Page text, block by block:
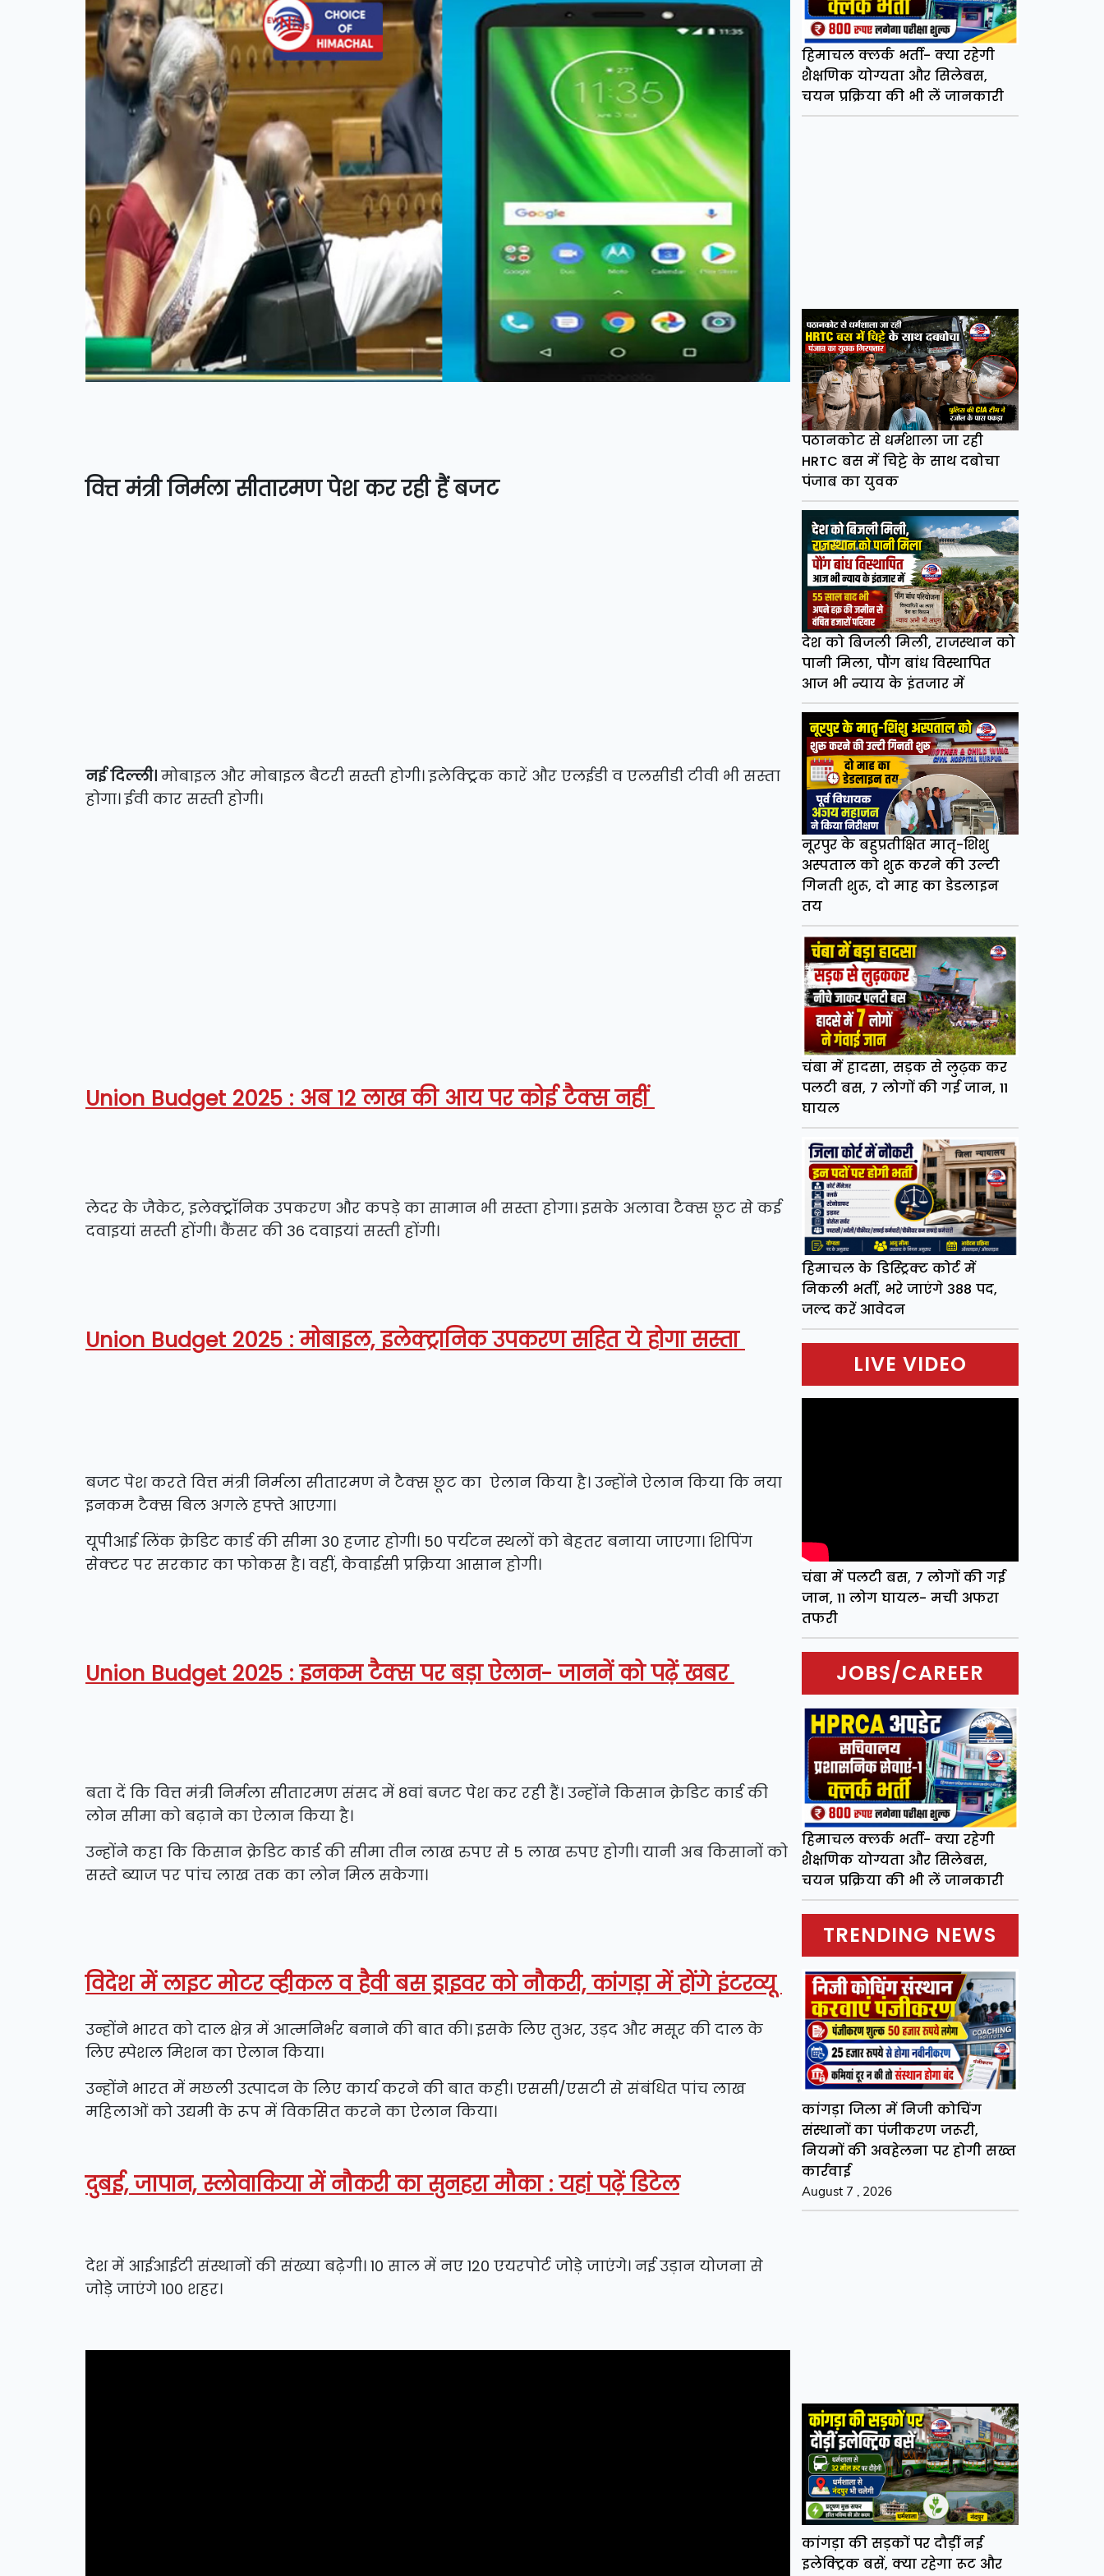
वित्त मंत्री निर्मला सीतारमण पेश कर रही हैं बजट
नई दिल्ली। मोबाइल और मोबाइल बैटरी सस्ती होगी। इलेक्ट्रिक कारें और एलईडी व एलसीडी टीवी भी सस्ता
होगा। ईवी कार सस्ती होगी।
Union Budget 2025 : अब 12 लाख की आय पर कोई टैक्स नहीं
लेदर के जैकेट, इलेक्ट्रॉनिक उपकरण और कपड़े का सामान भी सस्ता होगा। इसके अलावा टैक्स छूट से कई
दवाइयां सस्ती होंगी। कैंसर की 36 दवाइयां सस्ती होंगी।
Union Budget 2025 : मोबाइल, इलेक्ट्रानिक उपकरण सहित ये होगा सस्ता
बजट पेश करते वित्त मंत्री निर्मला सीतारमण ने टैक्स छूट का ऐलान किया है। उन्होंने ऐलान किया कि नया
इनकम टैक्स बिल अगले हफ्ते आएगा।
यूपीआई लिंक क्रेडिट कार्ड की सीमा 30 हजार होगी। 50 पर्यटन स्थलों को बेहतर बनाया जाएगा। शिपिंग
सेक्टर पर सरकार का फोकस है। वहीं, केवाईसी प्रक्रिया आसान होगी।
Union Budget 2025 : इनकम टैक्स पर बड़ा ऐलान- जाननें को पढ़ें खबर
बता दें कि वित्त मंत्री निर्मला सीतारमण संसद में 8वां बजट पेश कर रही हैं। उन्होंने किसान क्रेडिट कार्ड की
लोन सीमा को बढ़ाने का ऐलान किया है।
उन्होंने कहा कि किसान क्रेडिट कार्ड की सीमा तीन लाख रुपए से 5 लाख रुपए होगी। यानी अब किसानों को
सस्ते ब्याज पर पांच लाख तक का लोन मिल सकेगा।
विदेश में लाइट मोटर व्हीकल व हैवी बस ड्राइवर को नौकरी, कांगड़ा में होंगे इंटरव्यू
उन्होंने भारत को दाल क्षेत्र में आत्मनिर्भर बनाने की बात की। इसके लिए तुअर, उड़द और मसूर की दाल के
लिए स्पेशल मिशन का ऐलान किया।
उन्होंने भारत में मछली उत्पादन के लिए कार्य करने की बात कही। एससी/एसटी से संबंधित पांच लाख
महिलाओं को उद्यमी के रूप में विकसित करने का ऐलान किया।
दुबई, जापान, स्लोवाकिया में नौकरी का सुनहरा मौका : यहां पढ़ें डिटेल
देश में आईआईटी संस्थानों की संख्या बढ़ेगी। 10 साल में नए 120 एयरपोर्ट जोड़े जाएंगे। नई उड़ान योजना से
जोड़े जाएंगे 100 शहर।
हिमाचल क्लर्क भर्ती- क्या रहेगी
शैक्षणिक योग्यता और सिलेबस,
चयन प्रक्रिया की भी लें जानकारी
पठानकोट से धर्मशाला जा रही
HRTC बस में चिट्टे के साथ दबोचा
पंजाब का युवक
देश को बिजली मिली, राजस्थान को
पानी मिला, पौंग बांध विस्थापित
आज भी न्याय के इंतजार में
नूरपुर के बहुप्रतीक्षित मातृ-शिशु
अस्पताल को शुरू करने की उल्टी
गिनती शुरू, दो माह का डेडलाइन
तय
चंबा में हादसा, सड़क से लुढ़क कर
पलटी बस, 7 लोगों की गई जान, 11
घायल
हिमाचल के डिस्ट्रिक्ट कोर्ट में
निकली भर्ती, भरे जाएंगे 388 पद,
जल्द करें आवेदन
LIVE VIDEO
चंबा में पलटी बस, 7 लोगों की गई
जान, 11 लोग घायल- मची अफरा
तफरी
JOBS/CAREER
हिमाचल क्लर्क भर्ती- क्या रहेगी
शैक्षणिक योग्यता और सिलेबस,
चयन प्रक्रिया की भी लें जानकारी
TRENDING NEWS
कांगड़ा जिला में निजी कोचिंग
संस्थानों का पंजीकरण जरूरी,
नियमों की अवहेलना पर होगी सख्त
कार्रवाई
August 7 , 2026
कांगड़ा की सड़कों पर दौड़ीं नई
इलेक्ट्रिक बसें, क्या रहेगा रूट और